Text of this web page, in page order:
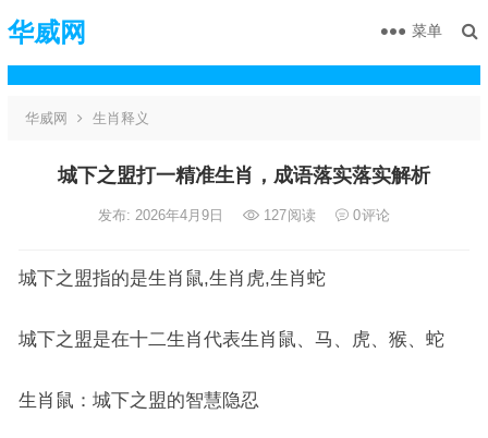
华威网 菜单
华威网 生肖释义
城下之盟打一精准生肖，成语落实落实解析
发布: 2026年4月9日 127阅读 0评论
城下之盟指的是生肖鼠,生肖虎,生肖蛇
城下之盟是在十二生肖代表生肖鼠、马、虎、猴、蛇
生肖鼠：城下之盟的智慧隐忍